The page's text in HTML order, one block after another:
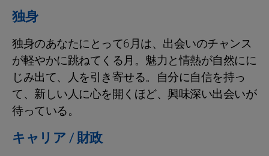
独身
独身のあなたにとって6月は、出会いのチャンス
が軽やかに跳ねてくる月。魅力と情熱が自然にに
じみ出て、人を引き寄せる。自分に自信を持っ
て、新しい人に心を開くほど、興味深い出会いが
待っている。
キャリア / 財政